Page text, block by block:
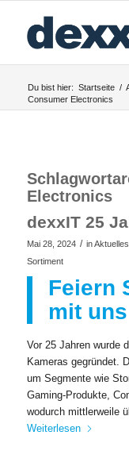
Du bist hier: Startseite /
Consumer Electronics
Electronics
dexxIT 25
Mai 28, 2024 / in
Sortiment
Feiern
mit uns
Vor 25 Jahren wurde
Kameras gegründet.
um Segmente wie
Gaming-Produkte,
wodurch mittlerweile
Weiterlesen